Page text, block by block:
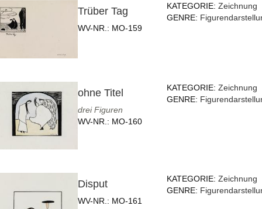
Trüber Tag
WV-NR.: MO-159
KATEGORIE:Zeichnung
GENRE:
ohne Titel
drei Figuren
WV-NR.: MO-160
KATEGORIE:Zeichnung
GENRE:
Disput
WV-NR.: MO-161
KATEGORIE:Zeichnung
GENRE: